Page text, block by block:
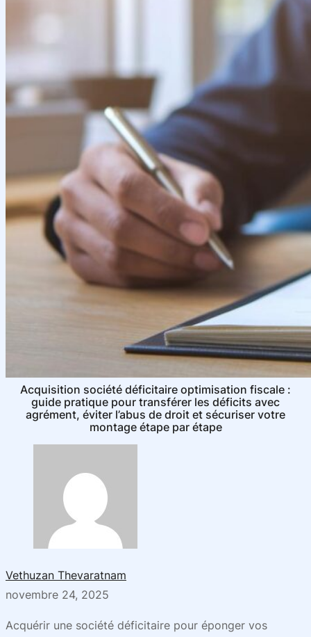
Acquisition société déficitaire optimisation fiscale :
guide pratique pour transférer les déficits avec
agrément, éviter l’abus de droit et sécuriser votre
montage étape par étape
Vethuzan Thevaratnam
novembre 24, 2025
Acquérir une société déficitaire pour éponger vos